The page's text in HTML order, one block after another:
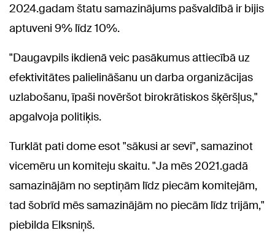
2024.gadam štatu samazinājums pašvaldībā ir bijis
aptuveni 9% līdz 10%.
"Daugavpils ikdienā veic pasākumus attiecībā uz
efektivitātes palielināšanu un darba organizācijas
uzlabošanu, īpaši novēršot birokrātiskos šķēršļus,"
apgalvoja politiķis.
Turklāt pati dome esot "sākusi ar sevi", samazinot
vicemēru un komiteju skaitu. "Ja mēs 2021.gadā
samazinājām no septiņām līdz piecām komitejām,
tad šobrīd mēs samazinājām no piecām līdz trijām,"
piebilda Elksniņš.